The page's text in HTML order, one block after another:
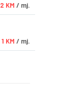
2 KM / mj.
1 KM / mj.